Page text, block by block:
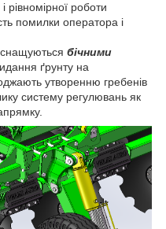
рівномірної роботи
помилки оператора і
бічними
ґрунту на
утворенню гребенів
систему регулювань як